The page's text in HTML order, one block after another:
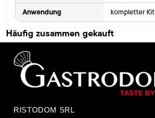
Anwendung kompletter Kit
Häufig zusammen gekauft
RISTODOM SRL